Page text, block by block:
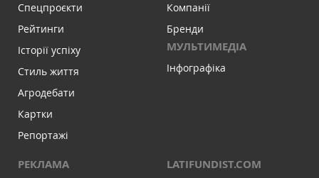
Спецпроєкти
Рейтинги
Історії успіху
Стиль життя
Агродебати
Картки
Репортажі
Компанії
Бренди
МУЛЬТИМЕДІА
Інфографіка
РЕКЛАМА LATIFUNDIST.COM